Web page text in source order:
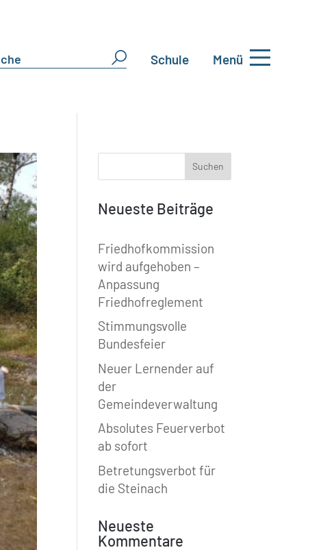
Schule Menü
Neueste Beiträge
Friedhofkommission
wird aufgehoben –
Anpassung
Friedhofreglement
Stimmungsvolle
Bundesfeier
Neuer Lernender auf
der
Gemeindeverwaltung
Absolutes Feuerverbot
ab sofort
Betretungsverbot für
die Steinach
Neueste
Kommentare